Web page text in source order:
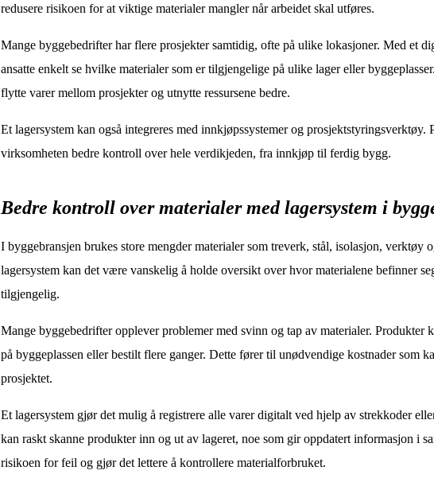
redusere risikoen for at viktige materialer mangler når arbeidet skal utføres.
Mange byggebedrifter har flere prosjekter samtidig, ofte på ulike lokasjoner. Med et
ansatte enkelt se hvilke materialer som er tilgjengelige på ulike lager eller
flytte varer mellom prosjekter og utnytte ressursene bedre.
Et lagersystem kan også integreres med innkjøpssystemer og prosjektstyringsverktøy.
virksomheten bedre kontroll over hele verdikjeden, fra innkjøp til ferdig bygg.
Bedre kontroll over materialer med lagersystem i
I byggebransjen brukes store mengder materialer som treverk, stål, isolasjon, verktøy
lagersystem kan det være vanskelig å holde oversikt over hvor materialene befinner
tilgjengelig.
Mange byggebedrifter opplever problemer med svinn og tap av materialer. Produkter
på byggeplassen eller bestilt flere ganger. Dette fører til unødvendige kostnader som
prosjektet.
Et lagersystem gjør det mulig å registrere alle varer digitalt ved hjelp av strekkoder
kan raskt skanne produkter inn og ut av lageret, noe som gir oppdatert informasjon i
risikoen for feil og gjør det lettere å kontrollere materialforbruket.